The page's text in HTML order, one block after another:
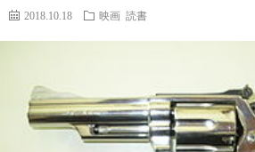
2018.10.18 映画 読書